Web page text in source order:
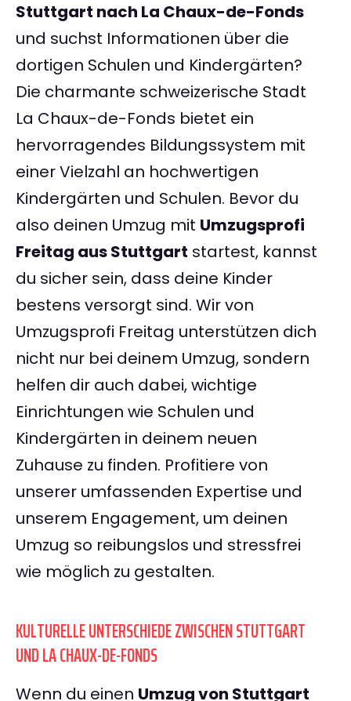
Stuttgart nach La Chaux-de-Fonds
und suchst Informationen über die
dortigen Schulen und Kindergärten?
Die charmante schweizerische Stadt
La Chaux-de-Fonds bietet ein
hervorragendes Bildungssystem mit
einer Vielzahl an hochwertigen
Kindergärten und Schulen. Bevor du
also deinen Umzug mit Umzugsprofi
Freitag aus Stuttgart startest, kannst
du sicher sein, dass deine Kinder
bestens versorgt sind. Wir von
Umzugsprofi Freitag unterstützen dich
nicht nur bei deinem Umzug, sondern
helfen dir auch dabei, wichtige
Einrichtungen wie Schulen und
Kindergärten in deinem neuen
Zuhause zu finden. Profitiere von
unserer umfassenden Expertise und
unserem Engagement, um deinen
Umzug so reibungslos und stressfrei
wie möglich zu gestalten.
KULTURELLE UNTERSCHIEDE ZWISCHEN STUTTGART
UND LA CHAUX-DE-FONDS
Wenn du einen Umzug von Stuttgart